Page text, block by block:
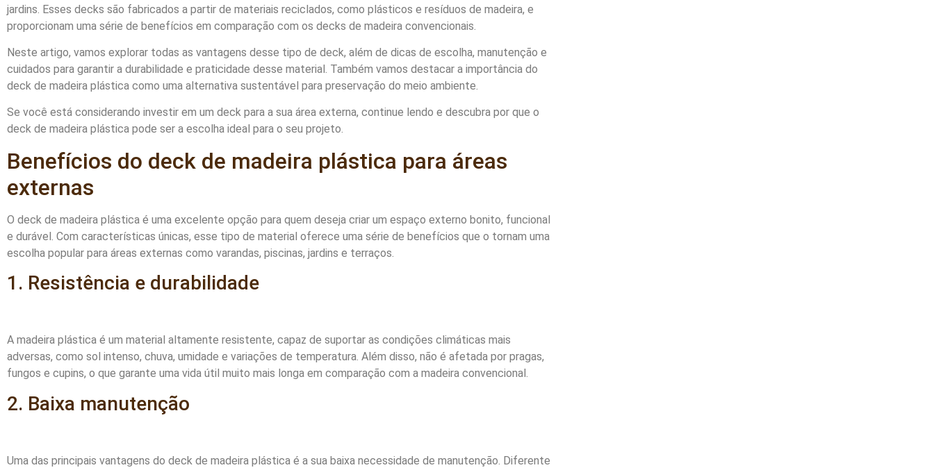
jardins. Esses decks são fabricados a partir de materiais reciclados, como plásticos e resíduos de madeira, e
proporcionam uma série de benefícios em comparação com os decks de madeira convencionais.
Neste artigo, vamos explorar todas as vantagens desse tipo de deck, além de dicas de escolha, manutenção e
cuidados para garantir a durabilidade e praticidade desse material. Também vamos destacar a importância do
deck de madeira plástica como uma alternativa sustentável para preservação do meio ambiente.
Se você está considerando investir em um deck para a sua área externa, continue lendo e descubra por que o
deck de madeira plástica pode ser a escolha ideal para o seu projeto.
Benefícios do deck de madeira plástica para áreas
externas
O deck de madeira plástica é uma excelente opção para quem deseja criar um espaço externo bonito, funcional
e durável. Com características únicas, esse tipo de material oferece uma série de benefícios que o tornam uma
escolha popular para áreas externas como varandas, piscinas, jardins e terraços.
1. Resistência e durabilidade
A madeira plástica é um material altamente resistente, capaz de suportar as condições climáticas mais
adversas, como sol intenso, chuva, umidade e variações de temperatura. Além disso, não é afetada por pragas,
fungos e cupins, o que garante uma vida útil muito mais longa em comparação com a madeira convencional.
2. Baixa manutenção
Uma das principais vantagens do deck de madeira plástica é a sua baixa necessidade de manutenção. Diferente